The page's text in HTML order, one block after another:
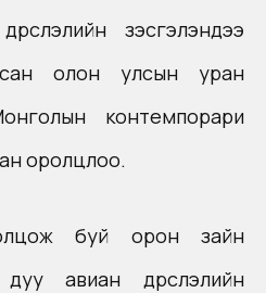
үзэсгэлэндээ
олон улсын уран
контемпорари
оролцлоо.
буй орон зайн
авиан дүрслэлийн